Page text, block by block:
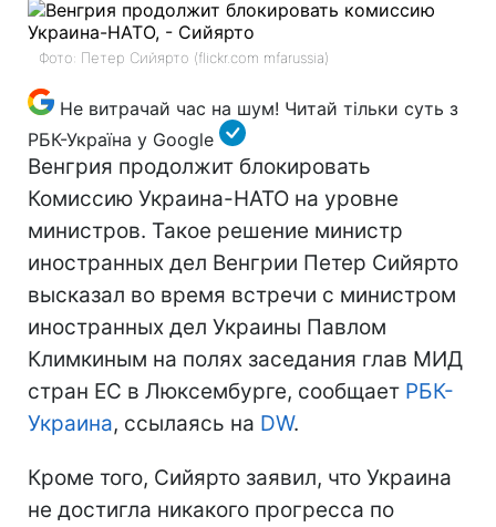
Фото: Петер Сийярто (flickr.com mfarussia)
Не витрачай час на шум! Читай тільки суть з
РБК-Україна у Google
Венгрия продолжит блокировать
Комиссию Украина-НАТО на уровне
министров. Такое решение министр
иностранных дел Венгрии Петер Сийярто
высказал во время встречи с министром
иностранных дел Украины Павлом
Климкиным на полях заседания глав МИД
стран ЕС в Люксембурге, сообщает РБК-
Украина, ссылаясь на DW.
Кроме того, Сийярто заявил, что Украина
не достигла никакого прогресса по